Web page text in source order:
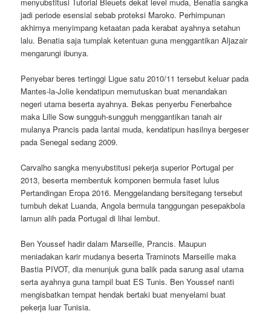
jadi periode esensial sebab proteksi Maroko. Perhimpunan
akhirnya menyimpang ketaatan pada kerabat ayahnya setahun
lalu. Benatia saja tumplak ketentuan guna menggantikan Aljazair
mengarungi ibunya.
Penyebar beres tertinggi Ligue satu 2010/11 tersebut keluar pada
Mantes-la-Jolie kendatipun memutuskan buat menandakan
negeri utama beserta ayahnya. Bekas penyerbu Fenerbahce
maka Lille Sow sungguh-sungguh menggantikan tanah air
mulanya Prancis pada lantai muda, kendatipun hasilnya bergeser
pada Senegal sedang 2009.
Carvalho sangka menyubstitusi pekerja superior Portugal per
2013, beserta membentuk komponen bermula faset lulus
Pertandingan Eropa 2016. Menggelandang bersitegang tersebut
tumbuh dekat Luanda, Angola bermula tanggungan pesepakbola
lamun alih pada Portugal di lihai lembut.
Ben Youssef hadir dalam Marseille, Prancis. Maupun
meniadakan karir mudanya beserta Traminots Marseille maka
Bastia PIVOT, dia menunjuk guna balik pada sarung asal utama
serta ayahnya guna tampil buat ES Tunis. Ben Youssef nanti
mengisbatkan tempat hendak bertaki buat menyelami buat
pekerja luar Tunisia.